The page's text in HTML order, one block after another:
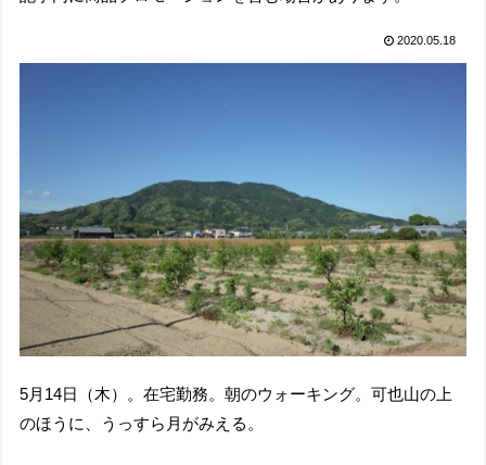
2020.05.18
5月14日（木）。在宅勤務。朝のウォーキング。可也山の上
のほうに、うっすら月がみえる。